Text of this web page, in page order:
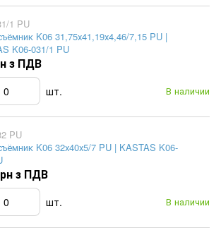
1 PU
K06 31,75х41,19х4,46/7,15 PU |
K06-031/1 PU
В наличии
з ПДВ
шт.
PU
K06 32х40х5/7 PU | KASTAS K06-
В наличии
з ПДВ
шт.